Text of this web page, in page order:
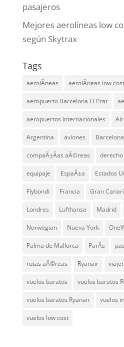
pasajeros
Mejores aerolíneas low
según Skytrax
Tags
aerolÃ­neas aerolÃ­neas low cost
aeropuerto Barcelona El Prat
aeropuertos internacionales
Argentina aviones Barcelona
compaÃ±Ã­as aÃ©reas
equipaje EspaÃ±a Estados
Flybondi Francia Gran
Londres Lufthansa Madrid
Norwegian Nueva York
Palma de Mallorca ParÃ­s
rutas aÃ©reas Ryanair
vuelos baratos vuelos baratos
vuelos baratos Ryanair vuelos
vuelos low cost